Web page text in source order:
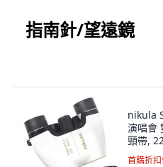
指南針/望遠鏡
nikula
演唱會
頸帶,
首購折